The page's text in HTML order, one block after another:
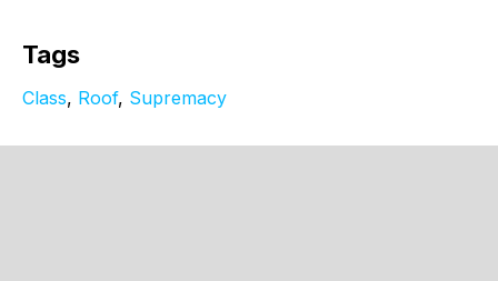
Tags
Class, Roof, Supremacy